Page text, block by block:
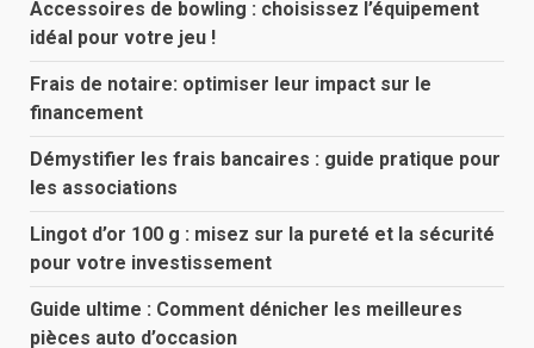
Accessoires de bowling : choisissez l’équipement
idéal pour votre jeu !
Frais de notaire: optimiser leur impact sur le
financement
Démystifier les frais bancaires : guide pratique pour
les associations
Lingot d’or 100 g : misez sur la pureté et la sécurité
pour votre investissement
Guide ultime : Comment dénicher les meilleures
pièces auto d’occasion